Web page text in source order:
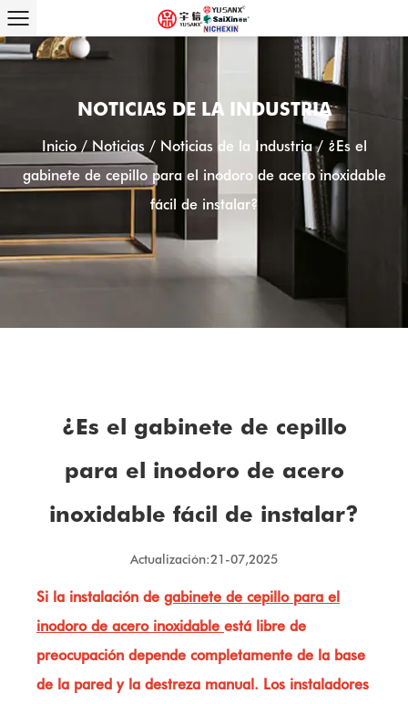
NOTICIAS DE LA INDUSTRIA
Inicio/ Noticias/ Noticias de la Industria/ ¿Es el
gabinete de cepillo para el inodoro de acero inoxidable
fácil de instalar?
¿Es el gabinete de cepillo
para el inodoro de acero
inoxidable fácil de instalar?
Actualización:21-07,2025
Si la instalación de gabinete de cepillo para el
inodoro de acero inoxidable está libre de
preocupación depende completamente de la base
de la pared y la destreza manual. Los instaladores